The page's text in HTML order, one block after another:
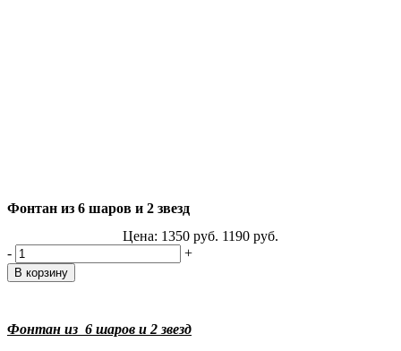
Фонтан из 6 шаров и 2 звезд
Цена: 1350 руб. 1190 руб.
-
+
Фонтан из 6 шаров и 2 звезд